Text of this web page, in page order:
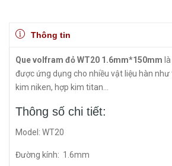
Thông tin
Que volfram đỏ WT20 1.6mm*150mm
được ứng dụng cho nhiều vật liệu hàn như
kim niken, hợp kim titan...
Thông số chi tiết:
Model: WT20
Đường kính: 1.6mm